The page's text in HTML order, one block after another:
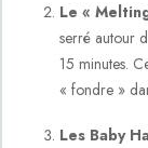
Le «
serré autour
15 minutes.
« fondre »
Les Baby